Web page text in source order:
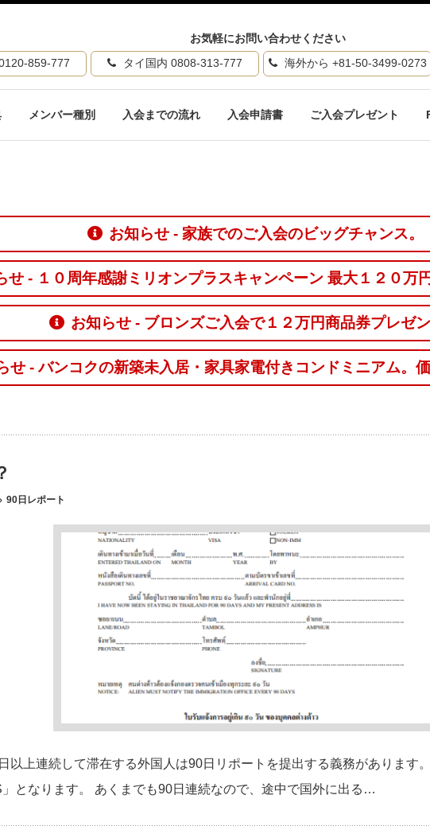
お気軽にお問い合わせください
859-777
タイ国内 0808-313-777 海外から +81-50-3499-0273
メンバー種別 入会までの流れ 入会申請書 ご入会プレゼント
お知らせ - 家族でのご入会のビッグチャンス。
せ - １０周年感謝ミリオンプラスキャンペーン 最大１２０万
お知らせ - ブロンズご入会で１２万円商品券プレゼン
せ - バンコクの新築未入居・家具家電付きコンドミニアム。
90日レポート
以上連続して滞在する外国人は90日リポートを提出する義務があります
となります。 あくまでも90日連続なので、途中で国外に出る…